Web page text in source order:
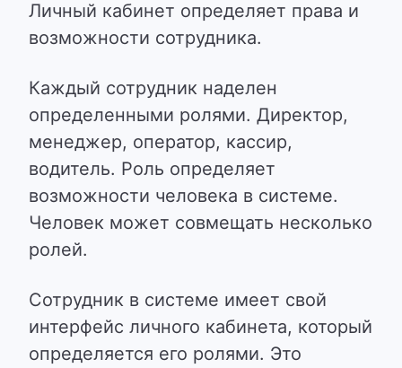
Личный кабинет определяет права и
возможности сотрудника.
Каждый сотрудник наделен
определенными ролями. Директор,
менеджер, оператор, кассир,
водитель. Роль определяет
возможности человека в системе.
Человек может совмещать несколько
ролей.
Сотрудник в системе имеет свой
интерфейс личного кабинета, который
определяется его ролями. Это